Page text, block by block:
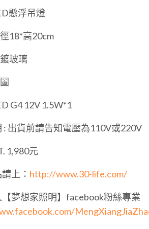
懸浮吊燈
18*高20cm
玻璃
G4 12V 1.5W*1
: 出貨前請告知電壓為110V或220V
1,980元
上： http://www.30-life.com/
夢想家照明】facebook粉絲專業